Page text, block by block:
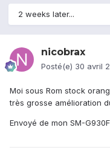
2 weeks later...
nicobrax
Posté(e) 30 avril
Moi sous Rom stock
très grosse amélioration
Envoyé de mon SM-